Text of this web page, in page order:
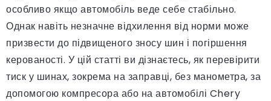
особливо якщо автомобіль веде себе стабільно.
Однак навіть незначне відхилення від норми може
призвести до підвищеного зносу шин і погіршення
керованості. У цій статті ви дізнаєтесь, як перевірити
тиск у шинах, зокрема на заправці, без манометра, за
допомогою компресора або на автомобілі Chery